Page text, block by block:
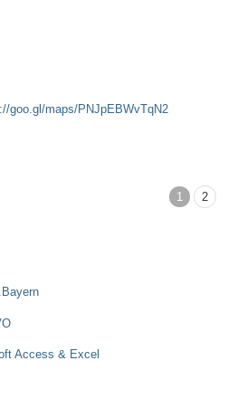
goo.gl/maps/PNJpEBWvTqN2
1 2
Access & Excel